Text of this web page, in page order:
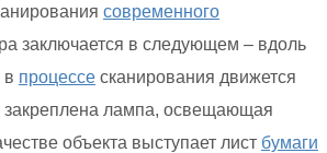
современного
заключается в следующем – вдоль
в процессе сканирования движется
закреплена лампа, освещающая
объекта выступает лист бумаги